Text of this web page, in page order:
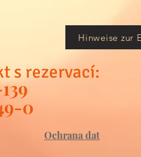
Hinweise zur
s rezervací:
0
Ochrana dat